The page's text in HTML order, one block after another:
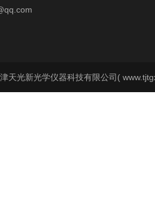
天光新光学仪器科技有限公司(